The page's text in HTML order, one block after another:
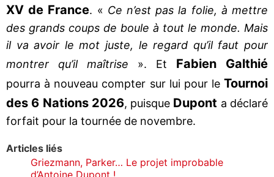
XV de France. « Ce n’est pas la folie, à mettre
des grands coups de boule à tout le monde. Mais
il va avoir le mot juste, le regard qu’il faut pour
montrer qu’il maîtrise ». Et Fabien Galthié
pourra à nouveau compter sur lui pour le Tournoi
des 6 Nations 2026, puisque Dupont a déclaré
forfait pour la tournée de novembre.
Articles liés
Griezmann, Parker… Le projet improbable
d’Antoine Dupont !